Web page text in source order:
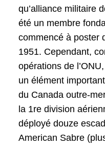
qu’alliance militaire
été un membre
commencé à poster
1951. Cependant,
opérations de
un élément
du Canada outre-
la 1re division
déployé douze
American Sabre